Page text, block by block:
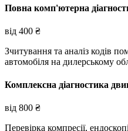
Повна комп'ютерна
від 400 ₴
Зчитування та аналіз кодів
автомобіля на дилерському
Комплексна діагностика
від 800 ₴
Перевірка компресії,